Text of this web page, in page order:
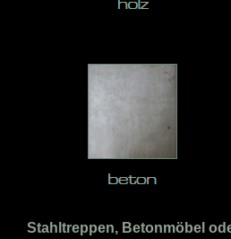
Stahltreppen, Betonmöbel